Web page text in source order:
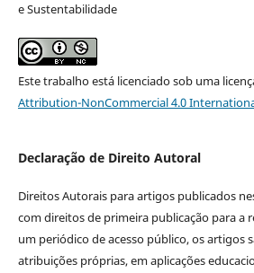
e Sustentabilidade
Este trabalho está licenciado sob uma
Attribution-NonCommercial 4.0
Declaração de Direito Autoral
Direitos Autorais para artigos publicados
com direitos de primeira publicação para a
um periódico de acesso público, os artigos
atribuições próprias, em aplicações